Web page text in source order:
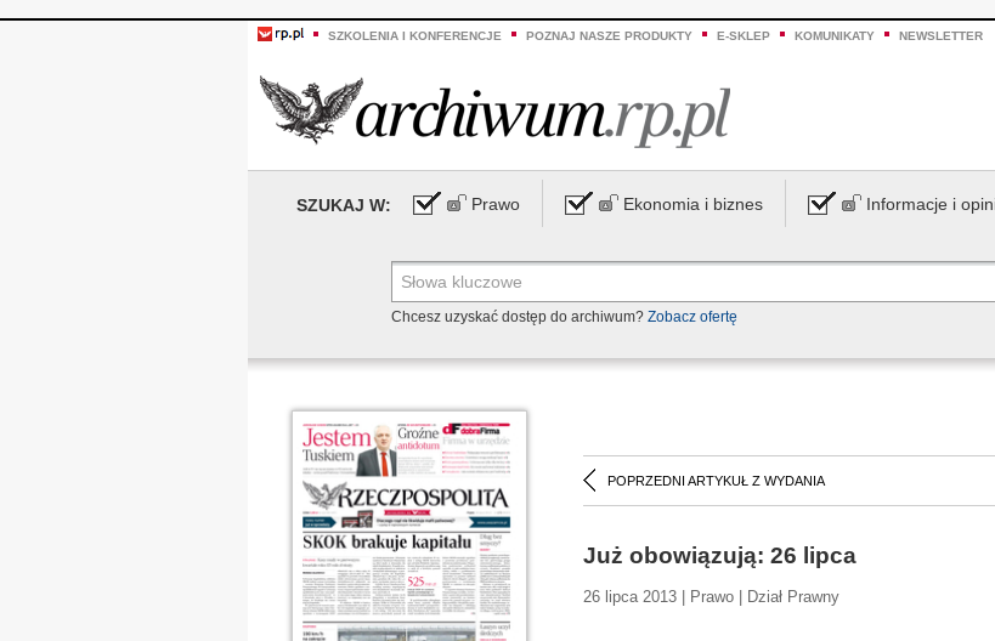
SZKOLENIA I KONFERENCJE POZNAJ NASZE PRODUKTY E-SKLEP KOMUNIKATY NEWSLETTER
SZUKAJ W: Prawo Ekonomia i biznes Informacje i
Chcesz uzyskać dostęp do archiwum? Zobacz ofertę
POPRZEDNI ARTYKUŁ Z WYDANIA
Już obowiązują: 26 lipca
26 lipca 2013 | Prawo | Dział Prawny